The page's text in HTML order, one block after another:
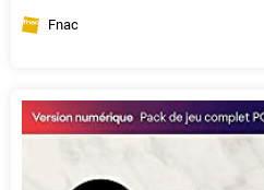
Fnac